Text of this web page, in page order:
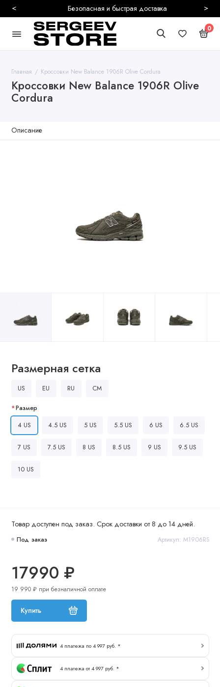
Безопасная и быстрая доставка
< >
0
Главная Кроссовки New Balance 1906R Olive Cordura
Кроссовки New Balance 1906R Olive
Cordura
Описание
Товар доступен под заказ. Срок доставки от 8 до 14 дней.
Под заказ Артикул: M1906RS
17990 ₽
19 990 ₽ при безналичной оплате
Купить
4 платежа по 4 997 руб. *
4 платежа от 4 997 руб. *
Размерная сетка
US EU RU CM
Размер
4 US
4.5 US 5 US 5.5 US 6 US 6.5 US
7 US 7.5 US 8 US 8.5 US 9 US 9.5 US
10 US